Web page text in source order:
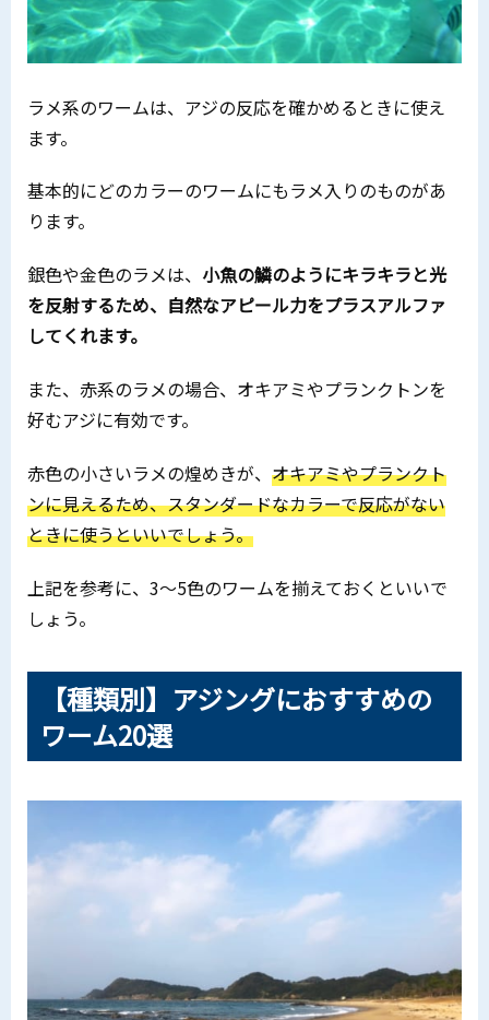
ラメ系のワームは、アジの反応を確かめるときに使え
ます。
基本的にどのカラーのワームにもラメ入りのものがあ
ります。
銀色や金色のラメは、 小魚の鱗のようにキラキラと光
を反射するため、自然なアピール力をプラスアルファ
してくれます。
また、赤系のラメの場合、オキアミやプランクトンを
好むアジに有効です。
赤色の小さいラメの煌めきが、 オキアミやプランクト
ンに見えるため、スタンダードなカラーで反応がない
ときに使うといいでしょう。
上記を参考に、3〜5色のワームを揃えておくといいで
しょう。
【種類別】アジングにおすすめの
ワーム20選